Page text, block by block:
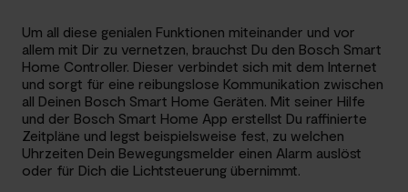
Um all diese genialen Funktionen miteinander und vor
allem mit Dir zu vernetzen, brauchst Du den Bosch Smart
Home Controller. Dieser verbindet sich mit dem Internet
und sorgt für eine reibungslose Kommunikation zwischen
all Deinen Bosch Smart Home Geräten. Mit seiner Hilfe
und der Bosch Smart Home App erstellst Du raffinierte
Zeitpläne und legst beispielsweise fest, zu welchen
Uhrzeiten Dein Bewegungsmelder einen Alarm auslöst
oder für Dich die Lichtsteuerung übernimmt.